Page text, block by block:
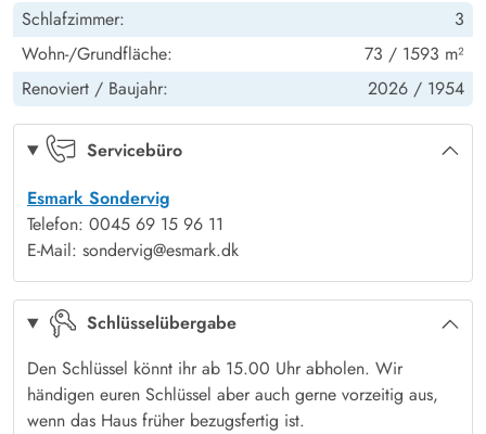
Katzensprung für tägliche Spaziergänge am Meer. Und wenn
ihr Einkäufe braucht, erreicht ihr sie nach etwa 1400 m –
angenehm nah, ohne euren Urlaubsfluss zu unterbrechen. So
wird jeder Tag in eurem Ferienhaus in Søndervig zu einer
runden Auszeit, die sicher lange in Erinnerung bleibt.
Schlafzimmer:
3
Wohn-/Grundfläche:
73 / 1593 m²
Renoviert / Baujahr: 2026 / 1954
Servicebüro
Esmark Sondervig
Telefon: 0045 69 15 96 11
E-Mail: sondervig@esmark.dk
Schlüsselübergabe
Den Schlüssel könnt ihr ab 15.00 Uhr abholen. Wir
händigen euren Schlüssel aber auch gerne vorzeitig aus,
wenn das Haus früher bezugsfertig ist.
Parken: Einstellplatz Ja
Terrasse: abgeschirmt Ja
Terrasse: geschlossen
Terrasse: offen